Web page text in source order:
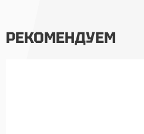
РЕКОМЕНДУЕМ